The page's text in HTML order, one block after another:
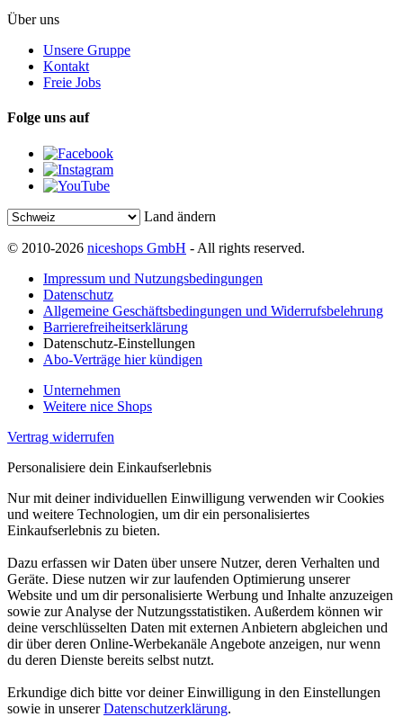
Über uns
Unsere Gruppe
Kontakt
Freie Jobs
Folge uns auf
Land ändern
© 2010-2026 niceshops GmbH - All rights reserved.
Impressum und Nutzungsbedingungen
Datenschutz
Allgemeine Geschäftsbedingungen und Widerrufsbelehrung
Barrierefreiheitserklärung
Datenschutz-Einstellungen
Abo-Verträge hier kündigen
Unternehmen
Weitere nice Shops
Vertrag widerrufen
Personalisiere dein Einkaufserlebnis
Nur mit deiner individuellen Einwilligung verwenden wir Cookies
und weitere Technologien, um dir ein personalisiertes
Einkaufserlebnis zu bieten.
Dazu erfassen wir Daten über unsere Nutzer, deren Verhalten und
Geräte. Diese nutzen wir zur laufenden Optimierung unserer
Website und um dir personalisierte Werbung und Inhalte anzuzeigen
sowie zur Analyse der Nutzungsstatistiken. Außerdem können wir
deine verschlüsselten Daten mit externen Anbietern abgleichen und
dir über deren Online-Werbekanäle Angebote anzeigen, nur wenn
du deren Dienste bereits selbst nutzt.
Erkundige dich bitte vor deiner Einwilligung in den Einstellungen
sowie in unsererDatenschutzerklärung.